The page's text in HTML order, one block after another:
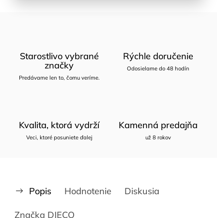
Starostlivo vybrané
značky
Predávame len to, čomu veríme.
Rýchle doručenie
Odosielame do 48 hodín
Kvalita, ktorá vydrží
Veci, ktoré posuniete ďalej
Kamenná predajňa
už 8 rokov
Popis Hodnotenie Diskusia
Značka DJECO